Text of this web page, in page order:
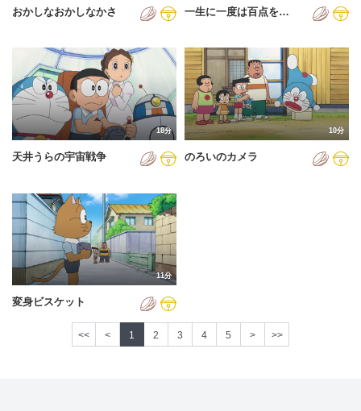
おかしなおかしなかさ 一生に一度は百点を…
18分
天井うらの宇宙戦争
10分
のろいのカメラ
11分
変身ビスケット
<< < 1 2 3 4 5 > >>